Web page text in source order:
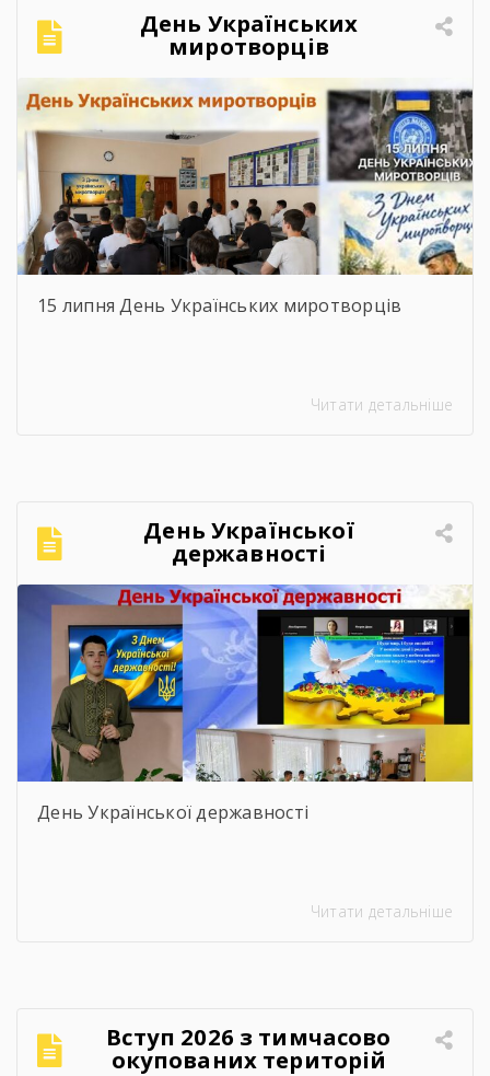
День Українських
миротворців
15 липня День Українських миротворців
Читати детальніше
День Української
державності
День Української державності
Читати детальніше
Вступ 2026 з тимчасово
окупованих територій